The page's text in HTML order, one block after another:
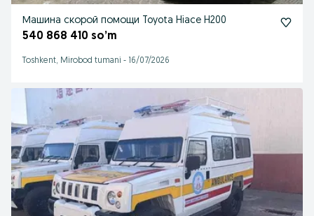
Машина скорой помощи Toyota Hiace H200
540 868 410 so’m
Toshkent, Mirobod tumani - 16/07/2026